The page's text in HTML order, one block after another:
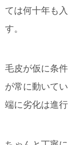
ては何十年も
す。
毛皮が仮に条
が常に動いて
端に劣化は進